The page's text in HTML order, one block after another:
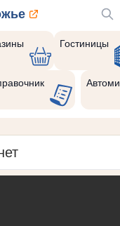
Гостиницы